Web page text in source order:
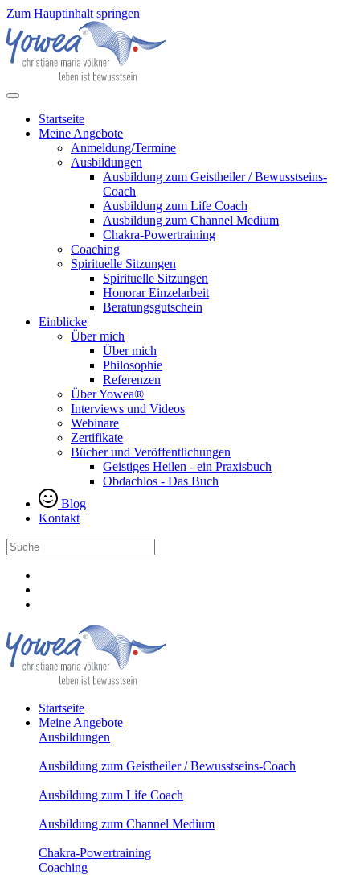
Zum Hauptinhalt springen
Startseite
Meine Angebote
Anmeldung/Termine
Ausbildungen
Ausbildung zum Geistheiler / Bewusstseins-
Coach
Ausbildung zum Life Coach
Ausbildung zum Channel Medium
Chakra-Powertraining
Coaching
Spirituelle Sitzungen
Spirituelle Sitzungen
Honorar Einzelarbeit
Beratungsgutschein
Einblicke
Über mich
Über mich
Philosophie
Referenzen
Über Yowea®
Interviews und Videos
Webinare
Zertifikate
Bücher und Veröffentlichungen
Geistiges Heilen - ein Praxisbuch
Obdachlos - Das Buch
Blog
Kontakt
Startseite
Meine Angebote
Ausbildungen
Ausbildung zum Geistheiler / Bewusstseins-Coach
Ausbildung zum Life Coach
Ausbildung zum Channel Medium
Chakra-Powertraining
Coaching